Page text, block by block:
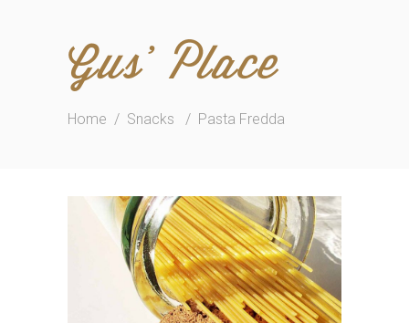
Gus' Place
Home / Snacks / Pasta Fredda